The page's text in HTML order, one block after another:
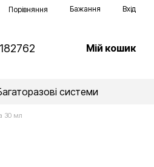
Порівняння Бажання Вхід
Мій кошик
системи
30 мл